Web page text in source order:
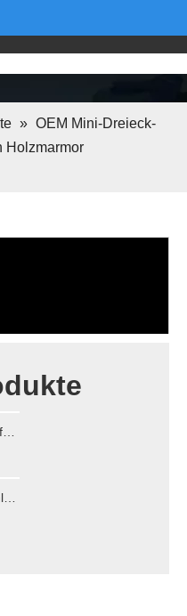
» OEM Mini-Dreieck-
Holzmarmor